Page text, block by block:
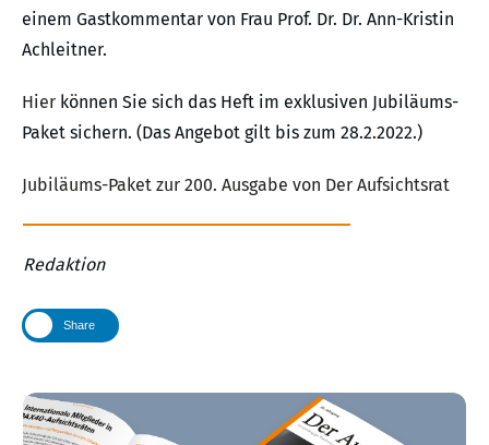
einem Gastkommentar von Frau Prof. Dr. Dr. Ann-Kristin
Achleitner.
Hier können Sie sich das Heft im exklusiven Jubiläums-
Paket sichern. (Das Angebot gilt bis zum 28.2.2022.)
Jubiläums-Paket zur 200. Ausgabe von Der Aufsichtsrat
Redaktion
Share